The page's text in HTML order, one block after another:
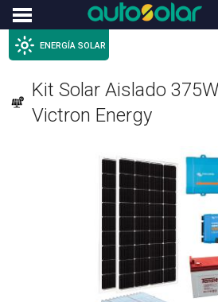
Menu
ENERGÍA SOLAR
Kit Solar Aislado
Victron Energy